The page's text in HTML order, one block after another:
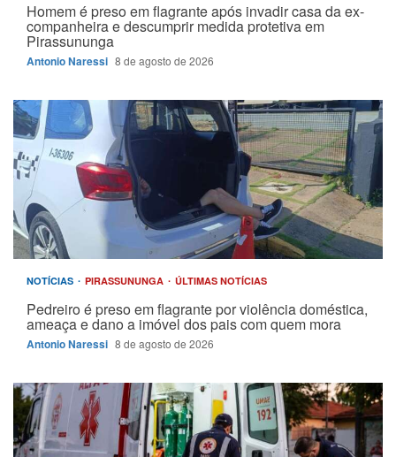
Homem é preso em flagrante após invadir casa da ex-
companheira e descumprir medida protetiva em
Pirassununga
Antonio Naressi 8 de agosto de 2026
NOTÍCIAS PIRASSUNUNGA ÚLTIMAS NOTÍCIAS
Pedreiro é preso em flagrante por violência doméstica,
ameaça e dano a imóvel dos pais com quem mora
Antonio Naressi 8 de agosto de 2026